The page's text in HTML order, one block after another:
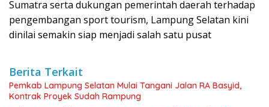
Sumatra serta dukungan pemerintah daerah terhadap
pengembangan sport tourism, Lampung Selatan kini
dinilai semakin siap menjadi salah satu pusat
Berita Terkait
Pemkab Lampung Selatan Mulai Tangani Jalan RA Basyid,
Kontrak Proyek Sudah Rampung